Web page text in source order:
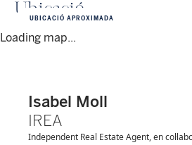
Ubicació
Loading map...
UBICACIÓ APROXIMADA
Isabel Moll
IREA
Independent Real Estate Agent, en